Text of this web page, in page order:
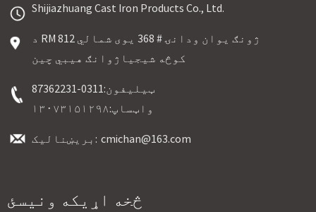
Shijiazhuang Cast Iron Products Co., Ltd.
د RM 812 ژونګ یوان ودانۍ # 368 یوی شمالي
کوڅه شیجیاژوانګ هیبي چین
ټیلیفون:0311-87362231
واټساپ:۱۳۰۷۳۱۵۱۲۹۸
بریښنالیک: cmichan@163.com
څخه اړیکه ونیسئ